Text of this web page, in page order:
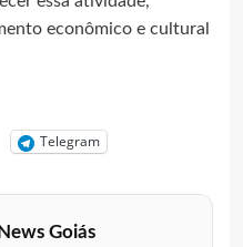
econômico e cultural
Telegram
Goiás